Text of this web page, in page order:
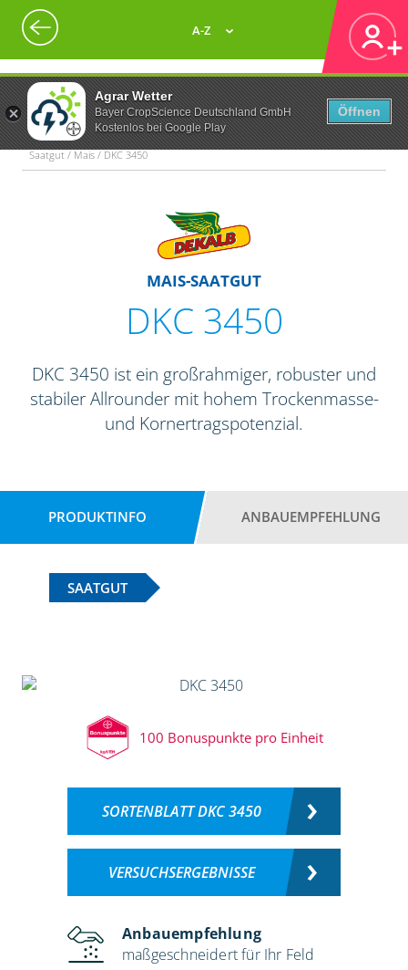
Agrar Wetter
Bayer CropScience Deutschland GmbH
Kostenlos bei Google Play
Öffnen
A-Z
Saatgut / Mais / DKC 3450
MAIS-SAATGUT
DKC 3450
DKC 3450 ist ein großrahmiger, robuster und
stabiler Allrounder mit hohem Trockenmasse-
und Kornertragspotenzial.
PRODUKTINFO ANBAUEMPFEHLUNG
SAATGUT
100 Bonuspunkte pro Einheit
SORTENBLATT DKC 3450
VERSUCHSERGEBNISSE
Anbauempfehlung
maßgeschneidert für Ihr Feld